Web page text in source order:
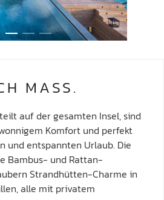
MASS.
auf der gesamten Insel, sind
Komfort und perfekt
und entspannten Urlaub. Die
Bambus- und Rattan-
Strandhütten-Charme in
alle mit privatem